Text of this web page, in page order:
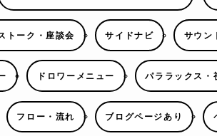
トーク・座談会 サイドナビ サウン
ドロワーメニュー パララックス・
フロー・流れ ブログページあり